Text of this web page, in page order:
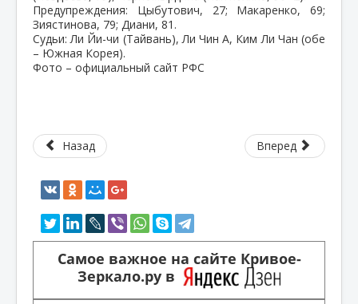
Предупреждения: Цыбутович, 27; Макаренко, 69;
Зиястинова, 79; Диани, 81.
Судьи: Ли Йи-чи (Тайвань), Ли Чин А, Ким Ли Чан (обе
– Южная Корея).
Фото – официальный сайт РФС
Назад Вперед
Самое важное на сайте Кривое-
Зеркало.ру в